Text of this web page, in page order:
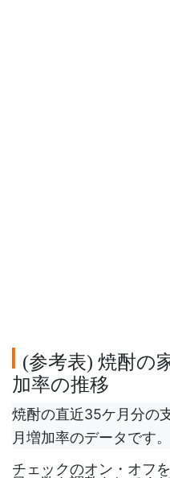
(参考表) 焼酎の
加率の推移
焼酎の直近35ケ月分の
月増加率のデータです。
チェックのオン・オフ